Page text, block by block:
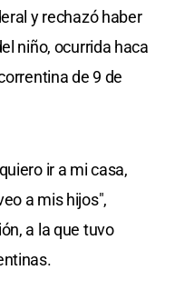
y rechazó haber
niño, ocurrida haca
de 9 de
ir a mi casa,
a mis hijos",
a la que tuvo